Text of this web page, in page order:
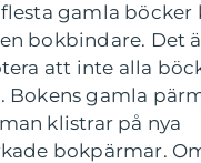
gamla böcker
bokbindare. Det
att inte alla
Bokens gamla
klistrar på nya
bokpärmar.